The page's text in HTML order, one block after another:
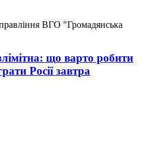
ВГО "Громадянська
що варто робити
Росії завтра